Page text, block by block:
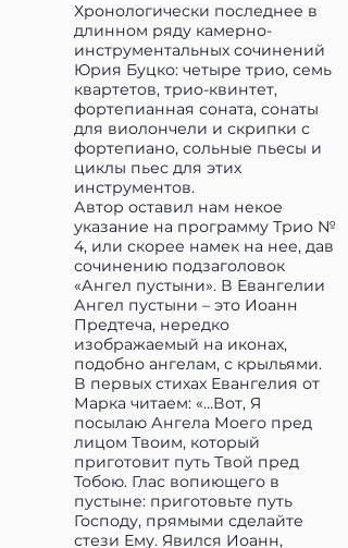
Хронологически последнее в
длинном ряду камерно-
инструментальных сочинений
Юрия Буцко: четыре трио, семь
квартетов, трио-квинтет,
фортепианная соната, сонаты
для виолончели и скрипки с
фортепиано, сольные пьесы и
циклы пьес для этих
инструментов.
Автор оставил нам некое
указание на программу Трио №
4, или скорее намек на нее, дав
сочинению подзаголовок
«Ангел пустыни». В Евангелии
Ангел пустыни ­– это Иоанн
Предтеча, нередко
изображаемый на иконах,
подобно ангелам, с крыльями.
В первых стихах Евангелия от
Марка читаем: «…Вот, Я
посылаю Ангела Моего пред
лицом Твоим, который
приготовит путь Твой пред
Тобою. Глас вопиющего в
пустыне: приготовьте путь
Господу, прямыми сделайте
стези Ему. Явился Иоанн,